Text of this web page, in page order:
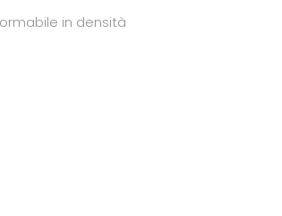
in densità